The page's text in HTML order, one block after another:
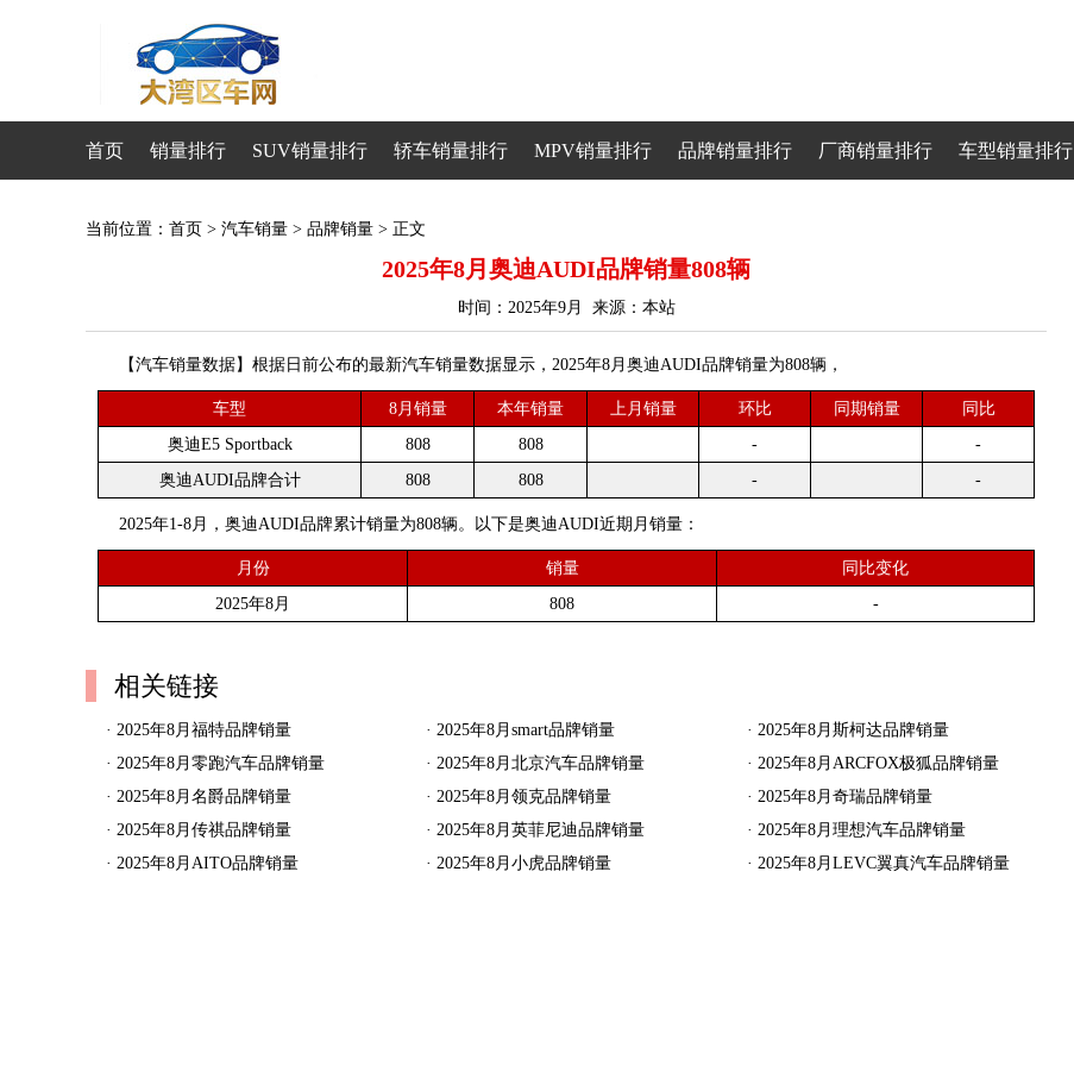
首页 销量排行 SUV销量排行 轿车销量排行 MPV销量排行 品牌销量排行 厂商销量排行 车型销量排行
当前位置： 首页 > 汽车销量 > 品牌销量 > 正文
2025年8月奥迪AUDI品牌销量808辆
时间：2025年9月 来源：本站
【汽车销量数据】根据日前公布的最新汽车销量数据显示，2025年8月奥迪AUDI品牌销量为808辆，
车型 8月销量 本年销量 上月销量 环比 同期销量
同比
奥迪E5 Sportback
808 808 -
-
奥迪AUDI品牌合计
808 808 - -
2025年1-8月，奥迪AUDI品牌累计销量为808辆。以下是奥迪AUDI近期月销量：
月份 销量
同比变化
2025年8月
808 -
相关链接
· 2025年8月福特品牌销量 ·2025年8月smart品牌销量 · 2025年8月斯柯达品牌销量
· 2025年8月零跑汽车品牌销量 ·2025年8月北京汽车品牌销量 · 2025年8月ARCFOX极狐品牌销量
· 2025年8月名爵品牌销量 ·2025年8月领克品牌销量 · 2025年8月奇瑞品牌销量
· 2025年8月传祺品牌销量 ·2025年8月英菲尼迪品牌销量 · 2025年8月理想汽车品牌销量
· 2025年8月AITO品牌销量 ·2025年8月小虎品牌销量 · 2025年8月LEVC翼真汽车品牌销量